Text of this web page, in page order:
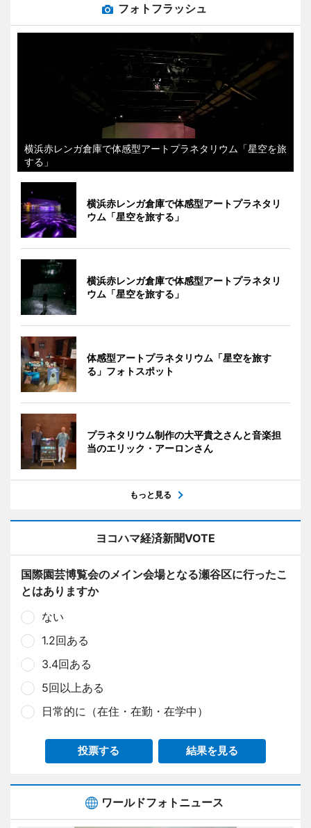
フォトフラッシュ
横浜赤レンガ倉庫で体感型アートプラネタリウム「星空を旅
する」
横浜赤レンガ倉庫で体感型アートプラネタリ
ウム「星空を旅する」
横浜赤レンガ倉庫で体感型アートプラネタリ
ウム「星空を旅する」
体感型アートプラネタリウム「星空を旅す
る」フォトスポット
プラネタリウム制作の大平貴之さんと音楽担
当のエリック・アーロンさん
もっと見る
ヨコハマ経済新聞VOTE
国際園芸博覧会のメイン会場となる瀬谷区に行ったこ
とはありますか
ない
1.2回ある
3.4回ある
5回以上ある
日常的に（在住・在勤・在学中）
投票する 結果を見る
ワールドフォトニュース